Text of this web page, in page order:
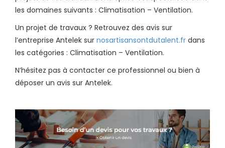
les domaines suivants : Climatisation – Ventilation.
Un projet de travaux ? Retrouvez des avis sur
l’entreprise Antelek sur nosartisansontdutalent.fr dans
les catégories : Climatisation – Ventilation.
N’hésitez pas à contacter ce professionnel ou bien à
déposer un avis sur Antelek.